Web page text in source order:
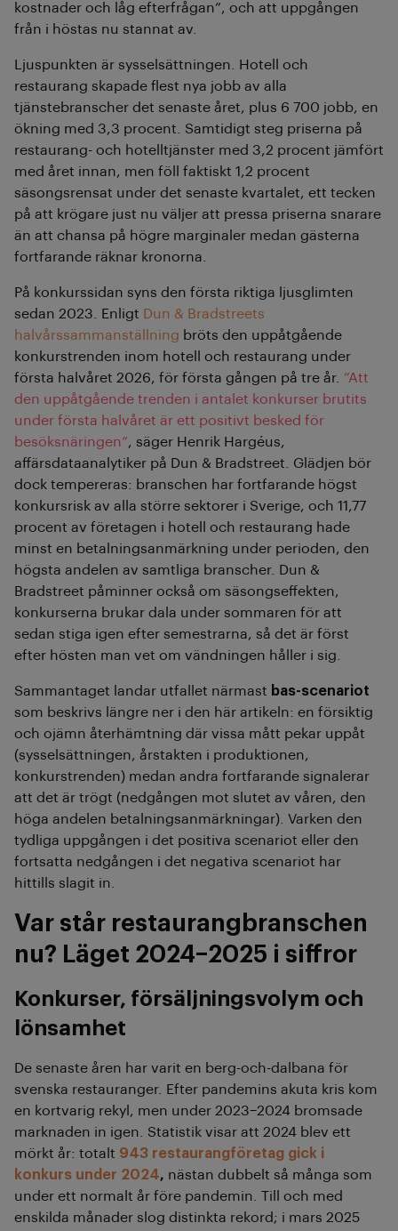
kostnader och låg efterfrågan”, och att uppgången
från i höstas nu stannat av.
Ljuspunkten är sysselsättningen. Hotell och
restaurang skapade flest nya jobb av alla
tjänstebranscher det senaste året, plus 6 700 jobb, en
ökning med 3,3 procent. Samtidigt steg priserna på
restaurang- och hotelltjänster med 3,2 procent jämfört
med året innan, men föll faktiskt 1,2 procent
säsongsrensat under det senaste kvartalet, ett tecken
på att krögare just nu väljer att pressa priserna snarare
än att chansa på högre marginaler medan gästerna
fortfarande räknar kronorna.
På konkurssidan syns den första riktiga ljusglimten
sedan 2023. Enligt Dun & Bradstreets
halvårssammanställning bröts den uppåtgående
konkurstrenden inom hotell och restaurang under
första halvåret 2026, för första gången på tre år. ”Att
den uppåtgående trenden i antalet konkurser brutits
under första halvåret är ett positivt besked för
besöksnäringen”, säger Henrik Hargéus,
affärsdataanalytiker på Dun & Bradstreet. Glädjen bör
dock tempereras: branschen har fortfarande högst
konkursrisk av alla större sektorer i Sverige, och 11,77
procent av företagen i hotell och restaurang hade
minst en betalningsanmärkning under perioden, den
högsta andelen av samtliga branscher. Dun &
Bradstreet påminner också om säsongseffekten,
konkurserna brukar dala under sommaren för att
sedan stiga igen efter semestrarna, så det är först
efter hösten man vet om vändningen håller i sig.
Sammantaget landar utfallet närmast bas-scenariot
som beskrivs längre ner i den här artikeln: en försiktig
och ojämn återhämtning där vissa mått pekar uppåt
(sysselsättningen, årstakten i produktionen,
konkurstrenden) medan andra fortfarande signalerar
att det är trögt (nedgången mot slutet av våren, den
höga andelen betalningsanmärkningar). Varken den
tydliga uppgången i det positiva scenariot eller den
fortsatta nedgången i det negativa scenariot har
hittills slagit in.
Var står restaurangbranschen
nu? Läget 2024–2025 i siffror
Konkurser, försäljningsvolym och
lönsamhet
De senaste åren har varit en berg-och-dalbana för
svenska restauranger. Efter pandemins akuta kris kom
en kortvarig rekyl, men under 2023–2024 bromsade
marknaden in igen. Statistik visar att 2024 blev ett
mörkt år: totalt 943 restaurangföretag gick i
konkurs under 2024, nästan dubbelt så många som
under ett normalt år före pandemin. Till och med
enskilda månader slog distinkta rekord; i mars 2025